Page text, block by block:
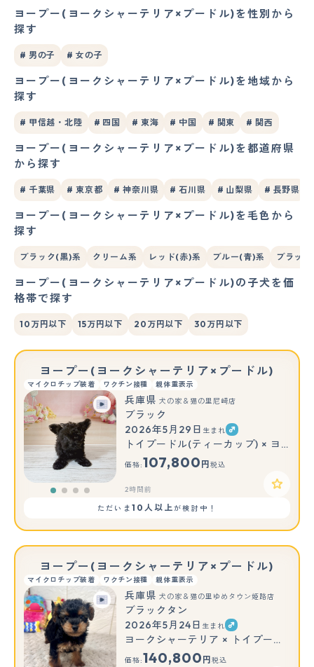
ヨープー(ヨークシャーテリア×プードル)を性別から
探す
# 男の子 # 女の子
ヨープー(ヨークシャーテリア×プードル)を地域から
探す
# 甲信越・北陸 # 四国 # 東海 # 中国 # 関東 # 関西
ヨープー(ヨークシャーテリア×プードル)を都道府県
から探す
# 千葉県 # 東京都 # 神奈川県 # 石川県 # 山梨県 # 長野県
ヨープー(ヨークシャーテリア×プードル)を毛色から
探す
ブラック(黒)系 クリーム系 レッド(赤)系 ブルー(青)系 ブラック
ヨープー(ヨークシャーテリア×プードル)の子犬を価
格帯で探す
10万円以下 15万円以下 20万円以下 30万円以下
ヨープー(ヨークシャーテリア×プードル)
マイクロチップ装着 ワクチン接種 親体重表示
兵庫県 犬の家＆猫の里尼崎店
ブラック
2026年5月29日 生まれ
トイプードル(ティーカップ) × ヨークシャーテリア
価格:107,800 円 税込
2時間前
ただいま 10人以上が検討中！
ヨープー(ヨークシャーテリア×プードル)
マイクロチップ装着 ワクチン接種 親体重表示
兵庫県 犬の家＆猫の里ゆめタウン姫路店
ブラックタン
2026年5月24日 生まれ
ヨークシャーテリア × トイプードル(トイ)
価格:140,800 円 税込